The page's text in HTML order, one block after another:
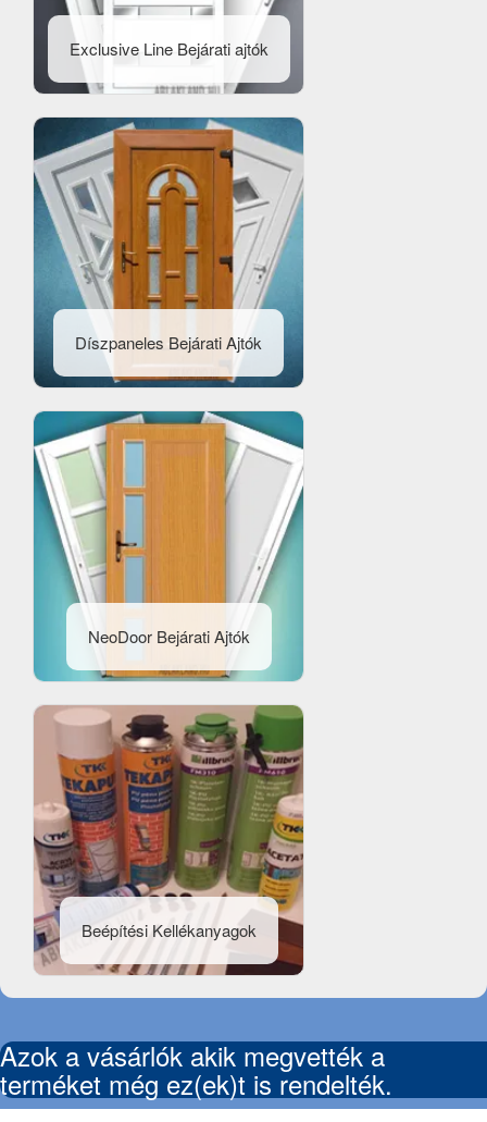
Exclusive Line Bejárati ajtók
Díszpaneles Bejárati Ajtók
NeoDoor Bejárati Ajtók
Beépítési Kellékanyagok
Azok a vásárlók akik megvették a
terméket még ez(ek)t is rendelték.